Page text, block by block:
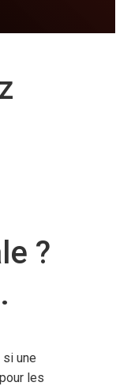
?
une
les